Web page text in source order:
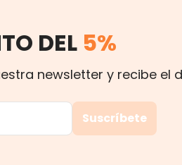
DEL 5%
newsletter y recibe el
Suscríbete